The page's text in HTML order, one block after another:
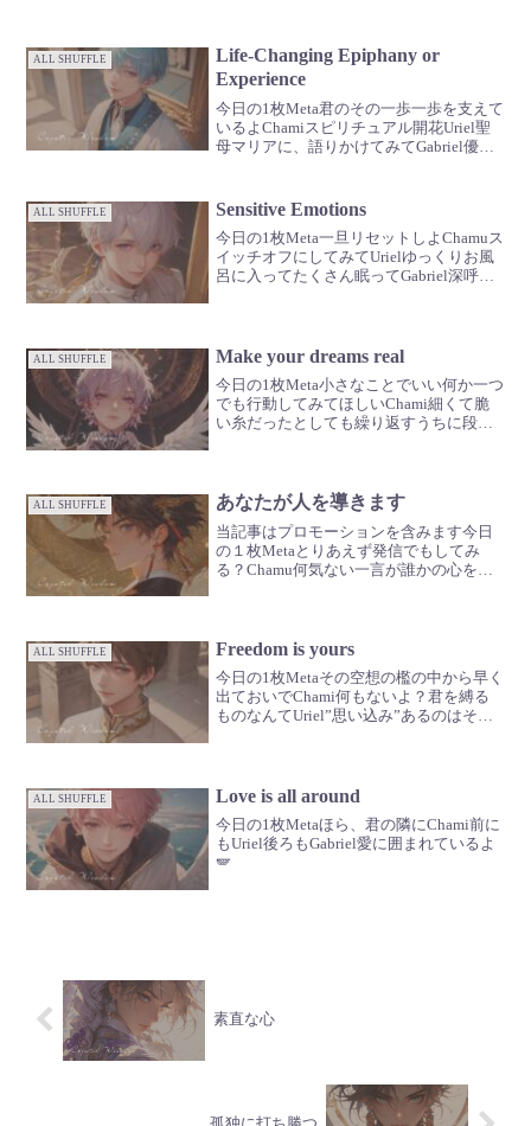
ALL SHUFFLE
Life-Changing Epiphany or
Experience
今日の1枚Meta君のその一歩一歩を支えて
いるよChamiスピリチュアル開花Uriel聖
母マリアに、語りかけてみてGabriel優し
ALL SHUFFLE Sensitive Emotions
今日の1枚Meta一旦リセットしよChamuス
イッチオフにしてみてUrielゆっくりお風
呂に入ってたくさん眠ってGabriel深呼吸
ALL SHUFFLE Make your dreams real
今日の1枚Meta小さなことでいい何か一つ
でも行動してみてほしいChami細くて脆
い糸だったとしても繰り返すうちに段々
る？...
ALL SHUFFLE あなたが人を導きます
当記事はプロモーションを含みます今日
の１枚Metaとりあえず発信でもしてみ
る？Chamu何気ない一言が誰かの心を動
ALL SHUFFLE Freedom is yours
今日の1枚Metaその空想の檻の中から早く
出ておいでChami何もないよ？君を縛る
ものなんてUriel”思い込み”あるのはそれ
ALL SHUFFLE Love is all around
今日の1枚Metaほら、君の隣にChami前に
もUriel後ろもGabriel愛に囲まれているよ
🪽
素直な心